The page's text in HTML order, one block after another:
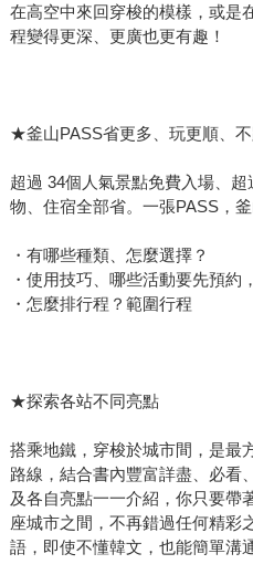
在高空中來回穿梭的模樣，或
程變得更深、更廣也更有趣！
★釜山PASS省更多、玩更順、
超過 34個人氣景點免費入場、
物、住宿全部省。一張PASS，釜
・有哪些種類、怎麼選擇？
・使用技巧、哪些活動要先預約
・怎麼排行程？範圍行程
★探索各站不同亮點
搭乘地鐵，穿梭於城市間，是最
路線，結合書內豐富詳盡、必看
及各自亮點一一介紹，你只要帶
座城市之間，不再錯過任何精彩
語，即使不懂韓文，也能簡單溝通